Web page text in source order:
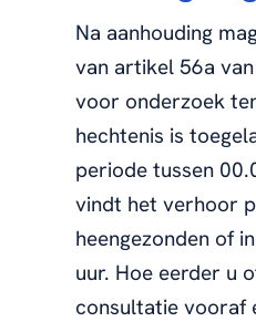
Na aanhouding
van artikel 56a
voor onderzoek
hechtenis is
periode tussen
vindt het verhoor
heengezonden of
uur. Hoe eerder u
consultatie vooraf